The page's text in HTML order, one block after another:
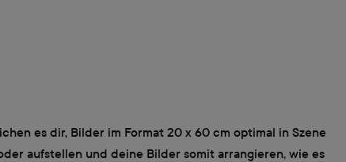
es dir, Bilder im Format 20 x 60 cm optimal in Szene
aufstellen und deine Bilder somit arrangieren, wie es